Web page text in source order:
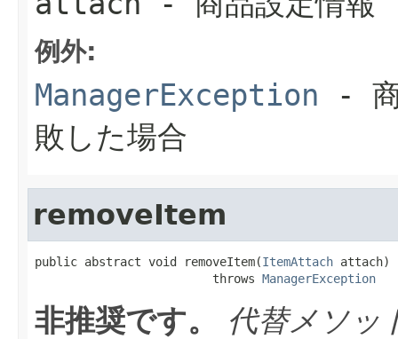
例外:
ManagerException - 商
敗した場合
removeItem
public abstract void removeItem(ItemAttach attach)
                         throws
ManagerException
非推奨です。
代替メソッ